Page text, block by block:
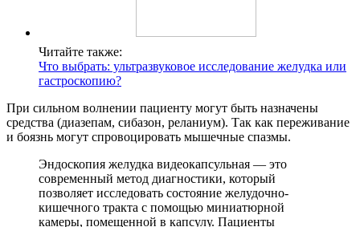
Читайте также:
Что выбрать: ультразвуковое исследование желудка или
гастроскопию?
При сильном волнении пациенту могут быть назначены
средства (диазепам, сибазон, реланиум). Так как переживание
и боязнь могут спровоцировать мышечные спазмы.
Эндоскопия желудка видеокапсульная — это
современный метод диагностики, который
позволяет исследовать состояние желудочно-
кишечного тракта с помощью миниатюрной
камеры, помещенной в капсулу. Пациенты